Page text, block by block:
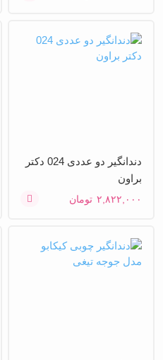
دندانگیر دو عددی 024 دکتر
براون
۲,۸۲۲,۰۰۰ تومان